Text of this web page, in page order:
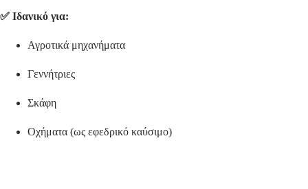
✅ Ιδανικό για:
Αγροτικά μηχανήματα
Γεννήτριες
Σκάφη
Οχήματα (ως εφεδρικό καύσιμο)